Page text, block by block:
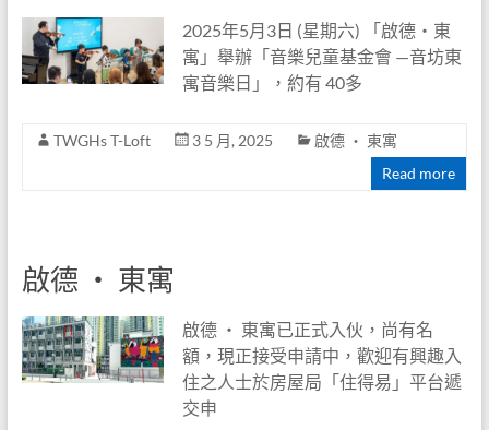
2025年5月3日 (星期六) 「啟德‧東
寓」舉辦「音樂兒童基金會 —音坊東
寓音樂日」，約有 40多
TWGHs T-Loft 3 5 月, 2025
啟德 ‧ 東寓
Read more
啟德 ‧ 東寓
啟德 ‧ 東寓已正式入伙，尚有名
額，現正接受申請中，歡迎有興趣入
住之人士於房屋局「住得易」平台遞
交申